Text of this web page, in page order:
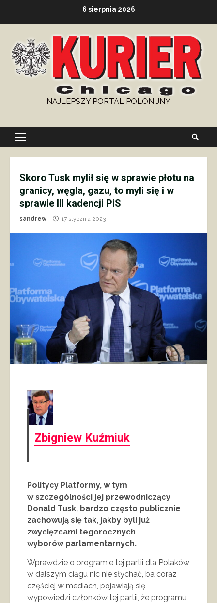
6 sierpnia 2026
NAJLEPSZY PORTAL POLONIJNY
Primary
Skoro Tusk mylił się w sprawie płotu na
granicy, węgla, gazu, to myli się i w
sprawie III kadencji PiS
sandrew 17 stycznia 2023
Zbigniew Kuźmiuk
Politycy Platformy, w tym
w szczególności jej przewodniczący
Donald Tusk, bardzo często publicznie
zachowują się tak, jakby byli już
zwycięzcami tegorocznych
wyborów parlamentarnych.
Wprawdzie o programie tej partii dla Polaków
w dalszym ciągu nic nie słychać, ba coraz
częściej w mediach, pojawiają się
wypowiedzi członków tej partii, że programu